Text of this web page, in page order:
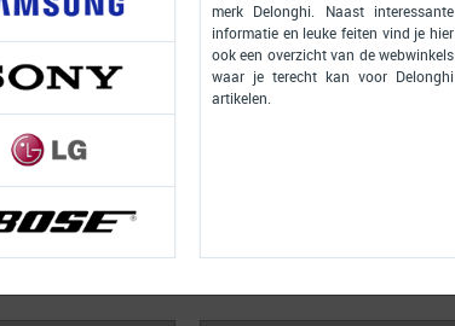
3
merk Delonghi. Naast interessante
informatie en leuke feiten vind je hier
ook een overzicht van de webwinkels
waar je terecht kan voor Delonghi
artikelen.